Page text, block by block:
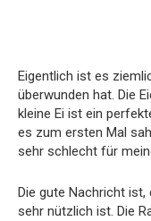
Eigentlich ist es
überwunden hat. Die
kleine Ei ist ein
es zum ersten Mal
sehr schlecht für
Die gute Nachricht
sehr nützlich ist. Die